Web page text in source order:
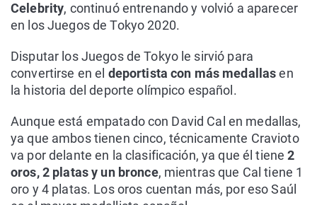
Celebrity, continuó entrenando y volvió a aparecer
en los Juegos de Tokyo 2020.
Disputar los Juegos de Tokyo le sirvió para
convertirse en el deportista con más medallasen
la historia del deporte olímpico español.
Aunque está empatado con David Cal en medallas,
ya que ambos tienen cinco, técnicamente Cravioto
va por delante en la clasificación, ya que él tiene 2
oros, 2 platas y un bronce, mientras que Cal tiene 1
oro y 4 platas. Los oros cuentan más, por eso Saúl